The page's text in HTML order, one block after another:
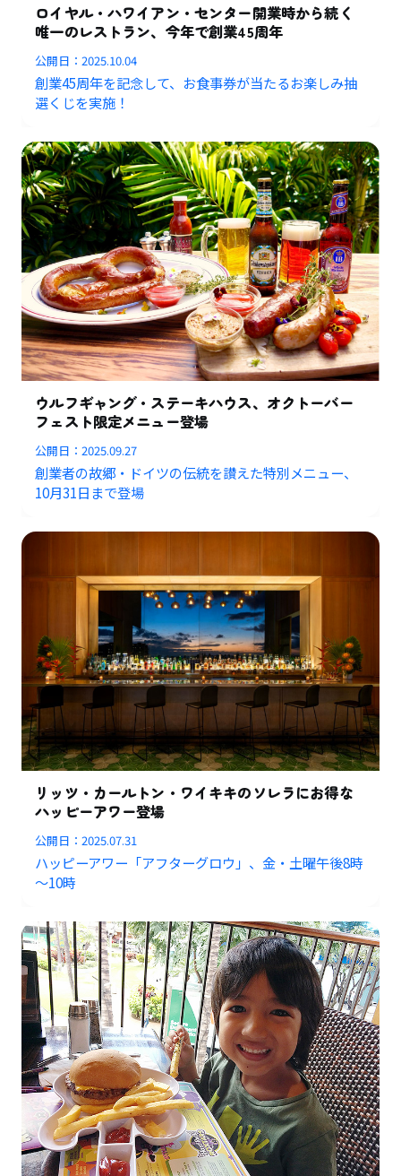
ロイヤル・ハワイアン・センター開業時から続く
唯一のレストラン、今年で創業45周年
公開日：2025.10.04
創業45周年を記念して、お食事券が当たるお楽しみ抽
選くじを実施！
ウルフギャング・ステーキハウス、オクトーバー
フェスト限定メニュー登場
公開日：2025.09.27
創業者の故郷・ドイツの伝統を讃えた特別メニュー、
10月31日まで登場
リッツ・カールトン・ワイキキのソレラにお得な
ハッピーアワー登場
公開日：2025.07.31
ハッピーアワー「アフターグロウ」、金・土曜午後8時
～10時